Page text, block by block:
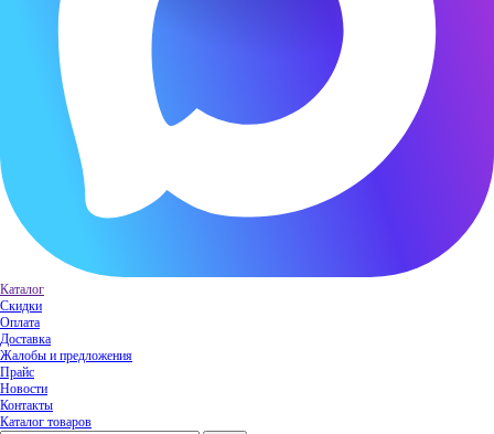
Каталог
Скидки
Оплата
Доставка
Жалобы и предложения
Прайс
Новости
Контакты
Каталог товаров